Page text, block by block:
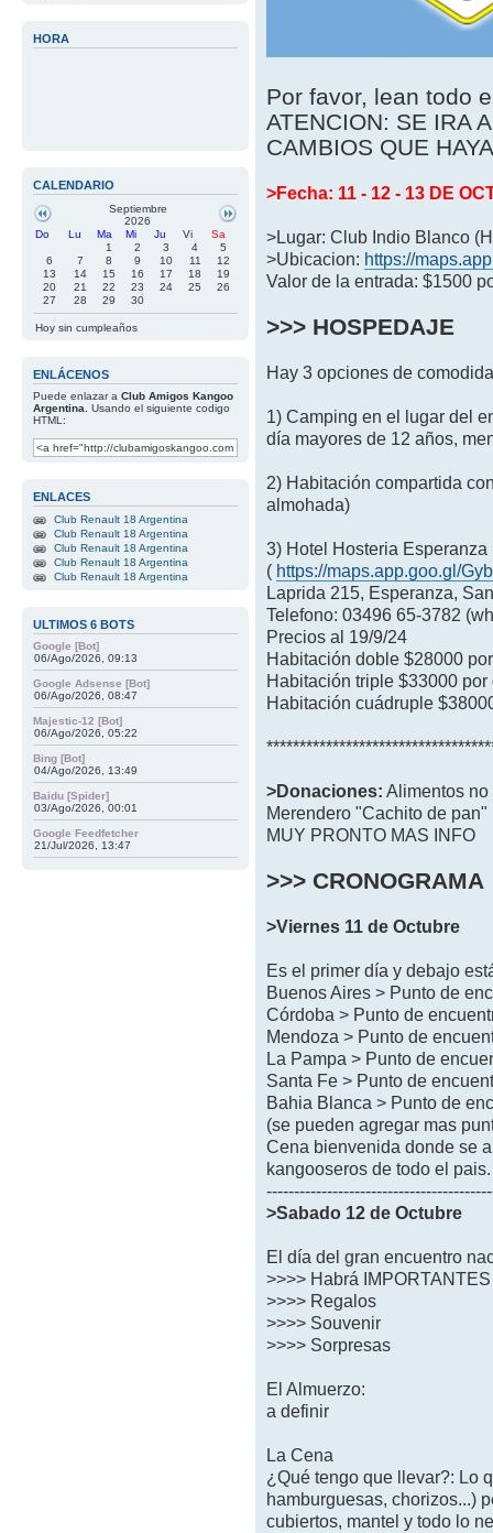
HORA
CALENDARIO
Septiembre
2026
Do
Lu Ma Mi Ju Vi
Sa
1
2 3 4
5
6
7 8 9 10 11
12
13
14 15 16 17 18
19
20
21 22 23 24 25
26
27
28 29 30
Hoy sin cumpleaños
ENLÁCENOS
Puede enlazar a Club Amigos Kangoo
Argentina . Usando el siguiente codigo
HTML:
ENLACES
Club Renault 18 Argentina
Club Renault 18 Argentina
Club Renault 18 Argentina
Club Renault 18 Argentina
Club Renault 18 Argentina
ULTIMOS 6 BOTS
Google [Bot]
06/Ago/2026, 09:13
Google Adsense [Bot]
06/Ago/2026, 08:47
Majestic-12 [Bot]
06/Ago/2026, 05:22
Bing [Bot]
04/Ago/2026, 13:49
Baidu [Spider]
03/Ago/2026, 00:01
Google Feedfetcher
21/Jul/2026, 13:47
Por favor, lean todo
ATENCION: SE IRA
CAMBIOS QUE
>Fecha: 11 - 12 - 13 DE
>Lugar: Club Indio Blanco
>Ubicacion: https://
Valor de la entrada: $1500
>>> HOSPEDAJE
Hay 3 opciones de
1) Camping en el lugar del
día mayores de 12 años,
2) Habitación compartida
almohada)
3) Hotel Hosteria Esperanza
( https://maps.app.goo.gl/
Laprida 215, Esperanza,
Telefono: 03496 65-3782
Precios al 19/9/24
Habitación doble $28000
Habitación triple $33000 por
Habitación cuádruple
>Donaciones: Alimentos no
Merendero "Cachito de pan"
MUY PRONTO MAS INFO
>>> CRONOGRAMA
>Viernes 11 de Octubre
Es el primer día y debajo
Buenos Aires > Punto de
Córdoba > Punto de
Mendoza > Punto de
La Pampa > Punto de
Santa Fe > Punto de
Bahia Blanca > Punto de
(se pueden agregar mas
Cena bienvenida donde se
kangooseros de todo el pais.
>Sabado 12 de Octubre
El día del gran encuentro
>>>> Habrá
>>>> Regalos
>>>> Souvenir
>>>> Sorpresas
El Almuerzo:
a definir
La Cena
¿Qué tengo que llevar?: Lo
hamburguesas, chorizos...)
cubiertos, mantel y todo lo